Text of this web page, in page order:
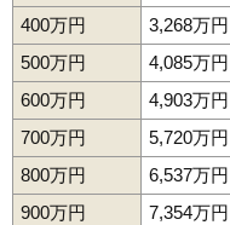
400万円
3,268万円
500万円
4,085万円
600万円
4,903万円
700万円
5,720万円
800万円
6,537万円
900万円
7,354万円